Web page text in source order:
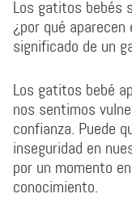
Los gatitos bebés
¿por qué
significado de un
Los gatitos bebé
nos sentimos
confianza. Puede
inseguridad en
por un momento
conocimiento.